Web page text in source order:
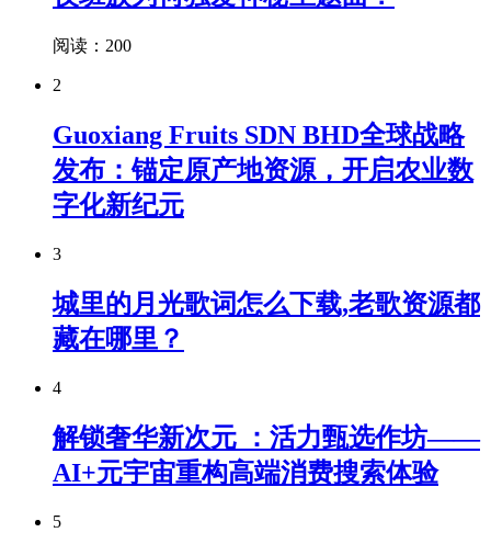
阅读：200
2
Guoxiang Fruits SDN BHD全球战略
发布：锚定原产地资源，开启农业数
字化新纪元
3
城里的月光歌词怎么下载,老歌资源都
藏在哪里？
4
解锁奢华新次元 ：活力甄选作坊——
AI+元宇宙重构高端消费搜索体验
5